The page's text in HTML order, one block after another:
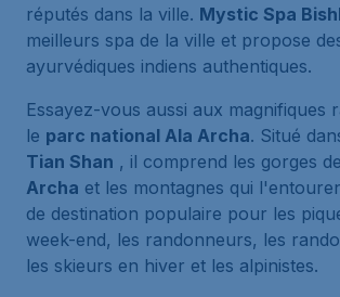
réputés dans la ville. Mystic Spa
meilleurs spa de la ville et propose
ayurvédiques indiens authentiques.
Essayez-vous aussi aux magnifiques
le parc national Ala Archa. Situé
Tian Shan , il comprend les gorges
Archa et les montagnes qui
de destination populaire pour les
week-end, les randonneurs, les
les skieurs en hiver et les alpinistes.